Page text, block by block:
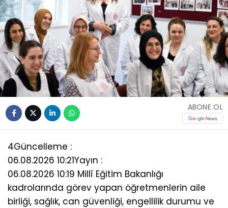
ABONE OL
4Güncelleme :
06.08.2026 10:21Yayın :
06.08.2026 10:19 Millî Eğitim Bakanlığı
kadrolarında görev yapan öğretmenlerin aile
birliği, sağlık, can güvenliği, engellilik durumu ve